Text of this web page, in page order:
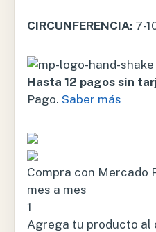
CIRCUNFERENCIA: 7-
Hasta 12 pagos sin
Pago. Saber más
Compra con Mercado
mes a mes
1
Agrega tu producto al